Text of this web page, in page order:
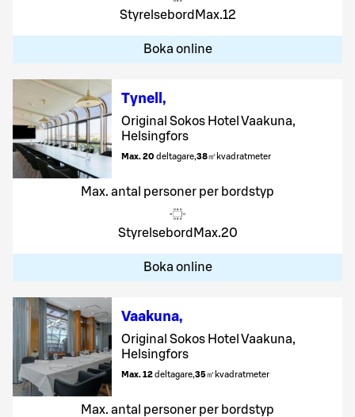
Styrelsebord Max.12
Boka online
Tynell ,
Original Sokos Hotel Vaakuna,
Helsingfors
Max. 20 deltagare,38㎡ kvadratmeter
Max. antal personer per bordstyp
Styrelsebord Max.20
Boka online
Vaakuna,
Original Sokos Hotel Vaakuna,
Helsingfors
Max. 12deltagare,35㎡ kvadratmeter
Max. antal personer per bordstyp